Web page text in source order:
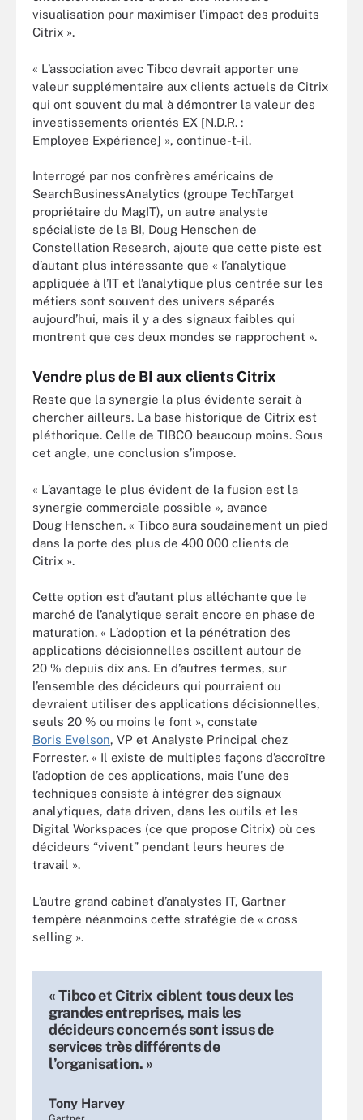
visualisation pour maximiser l’impact des produits
Citrix ».
« L’association avec Tibco devrait apporter une
valeur supplémentaire aux clients actuels de Citrix
qui ont souvent du mal à démontrer la valeur des
investissements orientés EX [N.D.R. :
Employee Expérience] », continue-t-il.
Interrogé par nos confrères américains de
SearchBusinessAnalytics (groupe TechTarget
propriétaire du MagIT), un autre analyste
spécialiste de la BI, Doug Henschen de
Constellation Research, ajoute que cette piste est
d’autant plus intéressante que « l’analytique
appliquée à l’IT et l’analytique plus centrée sur les
métiers sont souvent des univers séparés
aujourd’hui, mais il y a des signaux faibles qui
montrent que ces deux mondes se rapprochent ».
Vendre plus de BI aux clients Citrix
Reste que la synergie la plus évidente serait à
chercher ailleurs. La base historique de Citrix est
pléthorique. Celle de TIBCO beaucoup moins. Sous
cet angle, une conclusion s’impose.
« L’avantage le plus évident de la fusion est la
synergie commerciale possible », avance
Doug Henschen. « Tibco aura soudainement un pied
dans la porte des plus de 400 000 clients de
Citrix ».
Cette option est d’autant plus alléchante que le
marché de l’analytique serait encore en phase de
maturation. « L’adoption et la pénétration des
applications décisionnelles oscillent autour de
20 % depuis dix ans. En d’autres termes, sur
l’ensemble des décideurs qui pourraient ou
devraient utiliser des applications décisionnelles,
seuls 20 % ou moins le font », constate
Boris Evelson, VP et Analyste Principal chez
Forrester. « Il existe de multiples façons d’accroître
l’adoption de ces applications, mais l’une des
techniques consiste à intégrer des signaux
analytiques, data driven, dans les outils et les
Digital Workspaces (ce que propose Citrix) où ces
décideurs “vivent” pendant leurs heures de
travail ».
L’autre grand cabinet d’analystes IT, Gartner
tempère néanmoins cette stratégie de « cross
selling ».
« Tibco et Citrix ciblent tous deux les
grandes entreprises, mais les
décideurs concernés sont issus de
services très différents de
l’organisation. »
Tony Harvey